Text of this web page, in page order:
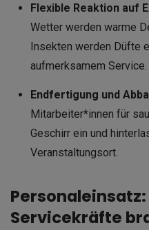
Flexible Reaktion auf
Wetter werden warme
Insekten werden Düfte
aufmerksamem Service.
Endfertigung und
Mitarbeiter*innen für
Geschirr ein und
Veranstaltungsort.
Servicekräfte